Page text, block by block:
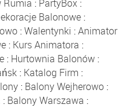
Rumia : PartyBox:
Balonowe :
:Walentynki :Animator
: Kurs Animatora :
: Hurtownia Balonów :
: Katalog Firm :
: Balony Wejherowo:
: Balony Warszawa :